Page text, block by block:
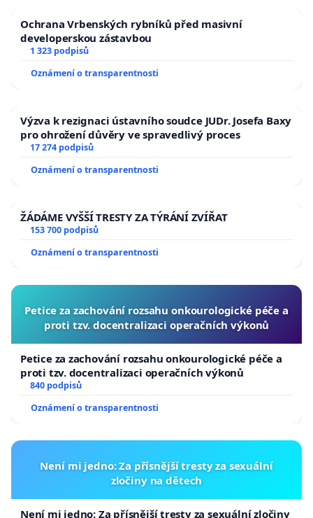
Ochrana Vrbenských rybníků před masivní
developerskou zástavbou
1 323 podpisů
Oznámení o transparentnosti
Výzva k rezignaci ústavního soudce JUDr. Josefa Baxy
pro ohrožení důvěry ve spravedlivý proces
17 274 podpisů
Oznámení o transparentnosti
ŽÁDÁME VYŠŠÍ TRESTY ZA TÝRÁNÍ ZVÍŘAT
153 700 podpisů
Oznámení o transparentnosti
Petice za zachování rozsahu onkourologické péče a
proti tzv. docentralizaci operačních výkonů
Petice za zachování rozsahu onkourologické péče a
proti tzv. docentralizaci operačních výkonů
840 podpisů
Oznámení o transparentnosti
Není mi jedno: Za přísnější tresty za sexuální
zločiny na dětech
Není mi jedno: Za přísnější tresty za sexuální zločiny